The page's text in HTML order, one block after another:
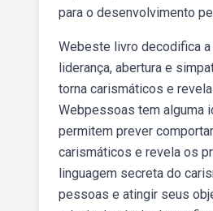
para o desenvolvimento
Webeste livro decodifica
liderança, abertura e
torna carismáticos e
Webpessoas tem alguma
permitem prever
carismáticos e revela os
linguagem secreta do
pessoas e atingir seus